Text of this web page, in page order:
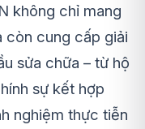
không chỉ mang
còn cung cấp giải
sửa chữa – từ hộ
sự kết hợp
nghiệm thực tiễn